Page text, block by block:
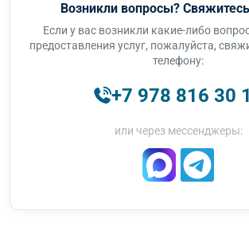
Возникли вопросы?
Если у вас возникли какие-либо
предоставления услуг, пожалуйста,
телефону:
+7 978 816 30
или через мессенджеры: